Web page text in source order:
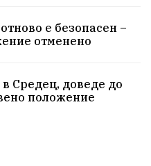
е безопасен –
отменено
Средец, доведе до
положение